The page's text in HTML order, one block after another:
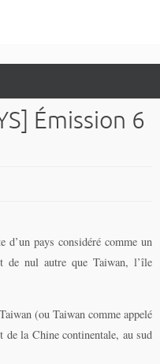
Émission 6
d’un pays considéré comme un
de nul autre que Taiwan, l’île
(ou Taiwan comme appelé
de la Chine continentale, au sud